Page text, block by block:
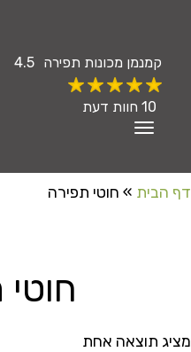
קמנמן מכונות תפירה 4.5
10חוות דעת
הבית»חוטי תפירה
תוצאה אחת